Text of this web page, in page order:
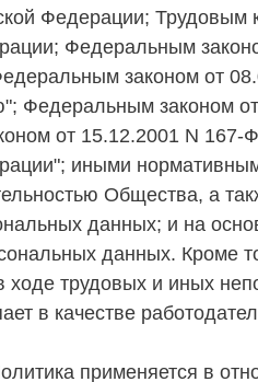
Федерации;
Федеральным
законом от
Федеральным законом
от 15.12.2001 N 167-
иными
Общества, а
данных; и на
данных. Кроме
ходе трудовых и иных
в качестве
применяется в